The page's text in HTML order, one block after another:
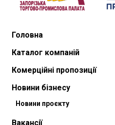
Головна
Каталог компаній
Комерційні пропозиції
Новини бізнесу
Новини проєкту
Вакансії